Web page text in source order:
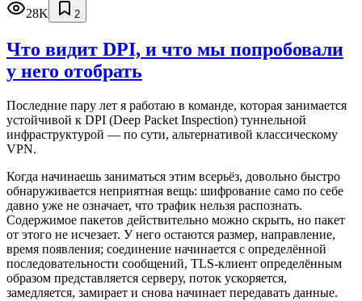
28K
2
Что видит DPI, и что мы попробовали
у него отобрать
Последние пару лет я работаю в команде, которая занимается
устойчивой к DPI (Deep Packet Inspection) туннельной
инфраструктурой — по сути, альтернативой классическому
VPN.
Когда начинаешь заниматься этим всерьёз, довольно быстро
обнаруживается неприятная вещь: шифрование само по себе
давно уже не означает, что трафик нельзя распознать.
Содержимое пакетов действительно можно скрыть, но пакет
от этого не исчезает. У него остаются размер, направление,
время появления; соединение начинается с определённой
последовательности сообщений, TLS-клиент определённым
образом представляется серверу, поток ускоряется,
замедляется, замирает и снова начинает передавать данные.